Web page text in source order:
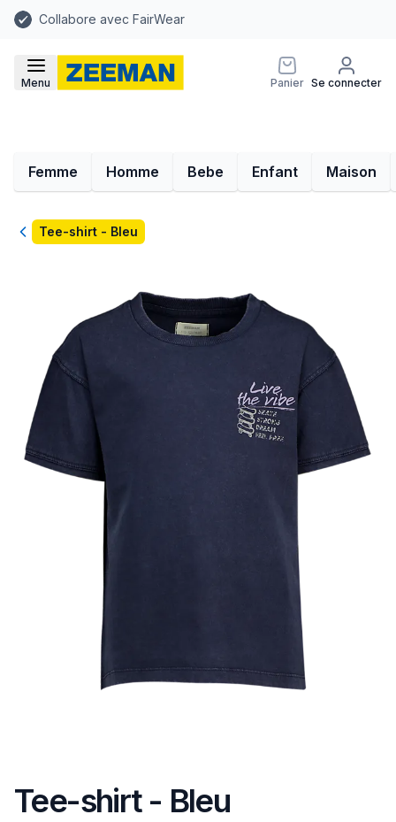
Collabore avec FairWear
Menu Panier Se connecter
Femme Homme Bebe Enfant Maison
RetourTee-shirt - Bleu
Tee-shirt - Bleu